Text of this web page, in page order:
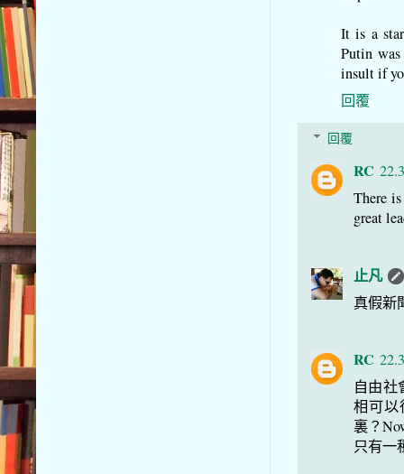
It is a
Putin
insult if
回覆
回覆
RC
There
great
止凡
真假新
RC
自由社
相可以
裏？
只有一